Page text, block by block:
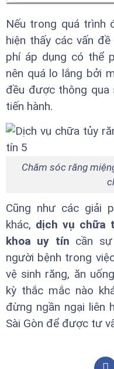
Nếu trong quá trình
hiện thấy các vấn
phí áp dụng có thể
nên quá lo lắng bởi
đều được thông
tiến hành.
Chăm sóc răng
Cũng như các giải
khác, dịch vụ chữa
khoa uy tín cần
người bệnh trong
vệ sinh răng, ăn
kỳ thắc mắc nào
đừng ngần ngại liên
Sài Gòn để được tư